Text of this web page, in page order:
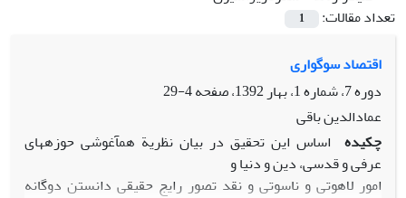
تعداد مقالات:
1
اقتصاد سوگواری
دوره 7، شماره 1، بهار 1392، صفحه
4-29
عمادالدین باقی
چکیده اساس این تحقیق در بیان نظریة همآغوشی حوزههای
عرفی و قدسی، دین و دنیا و
امور لاهوتی و ناسوتی و نقد تصور رایج حقیقی دانستن دوگانه